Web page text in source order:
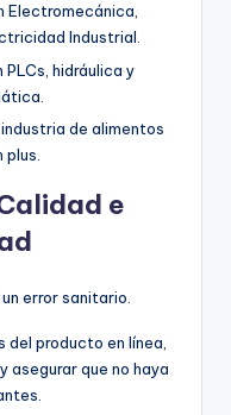
Electromecánica,
Industrial.
hidráulica y
de alimentos
plus.
e
error sanitario.
del producto en línea,
asegurar que no haya